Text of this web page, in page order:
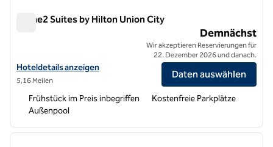
Home2 Suites by Hilton Union City
Hoteldetails für Home2 Suites by Hilton Union City anzeigen
Hoteldetails anzeigen
5,16 Meilen
Demnächst
Wir akzeptieren Reservierungen für
22. Dezember 2026 und danach.
Daten auswählen
Frühstück im Preis inbegriffen
Kostenfreie Parkplätze
Außenpool
1 von 12